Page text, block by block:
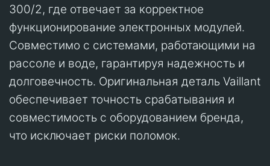
300/2, где отвечает за корректное
функционирование электронных модулей.
Совместимо с системами, работающими на
рассоле и воде, гарантируя надежность и
долговечность. Оригинальная деталь Vaillant
обеспечивает точность срабатывания и
совместимость с оборудованием бренда,
что исключает риски поломок.